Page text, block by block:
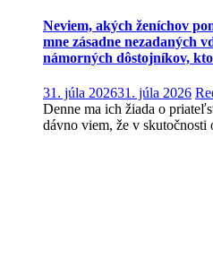
Neviem, akých ženíchov
mne zásadne nezadaných
námorných dôstojníkov,
31. júla 202631. júla 2026
Denne ma ich žiada o
dávno viem, že v skutočnosti